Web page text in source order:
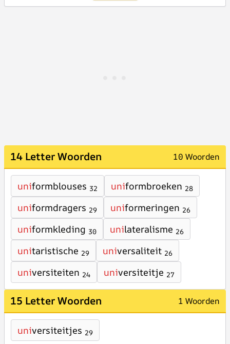
14 Letter Woorden 10 Woorden
uniformblouses 32 uniformbroeken 28
uniformdragers 29 uniformeringen 26
uniformkleding 30 unilateralisme 26
unitaristische 29 universaliteit 26
universiteiten 24 universiteitje 27
15 Letter Woorden 1 Woorden
universiteitjes 29